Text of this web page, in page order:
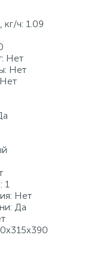
500 л
80 л
более 500 л
120 л/мин
140 л/мин
8 м
500 л
ч: 1.09
Нет
Нет
1
Нет
Да